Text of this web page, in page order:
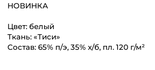
НОВИНКА
Цвет: белый
Ткань: «Тиси»
Состав: 65% п/э, 35% х/б, пл. 120 г/м²